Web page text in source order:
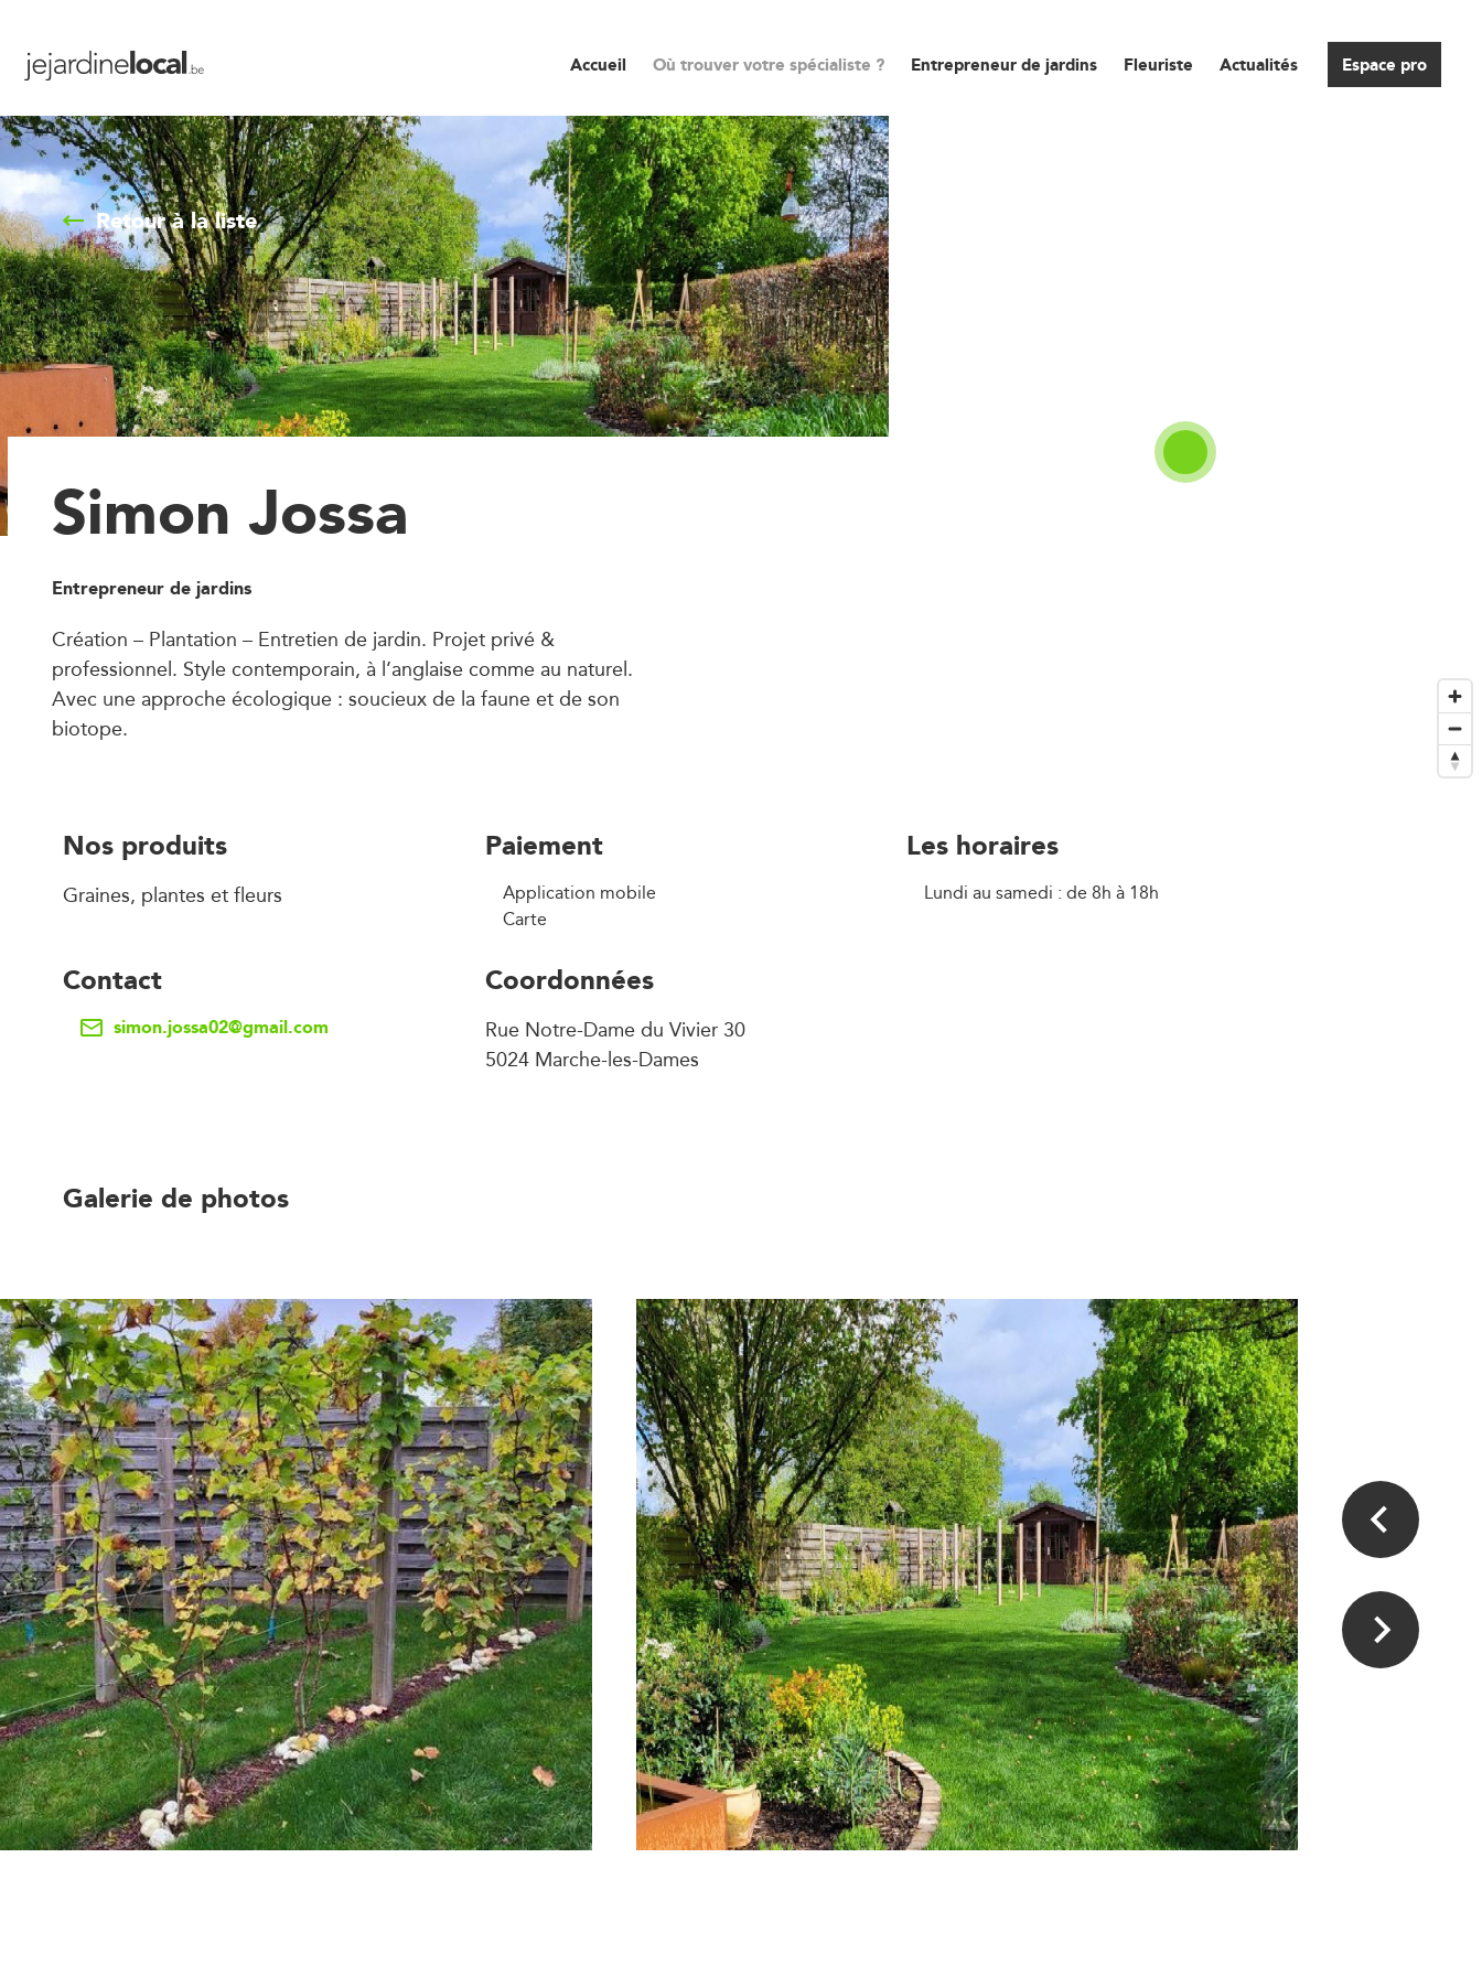
Accueil Où trouver votre spécialiste ? Entrepreneur de jardins Fleuriste Actualités Espace pro
Retour à la liste
Simon Jossa
Entrepreneur de jardins
Création – Plantation – Entretien de jardin. Projet privé &
professionnel. Style contemporain, à l’anglaise comme au naturel.
Avec une approche écologique : soucieux de la faune et de son
biotope.
Nos produits
Graines, plantes et fleurs
Paiement
Application mobile
Carte
Les horaires
Lundi au samedi : de 8h à 18h
Contact
simon.jossa02@gmail.com
Coordonnées
Rue Notre-Dame du Vivier 30
5024 Marche-les-Dames
Galerie de photos